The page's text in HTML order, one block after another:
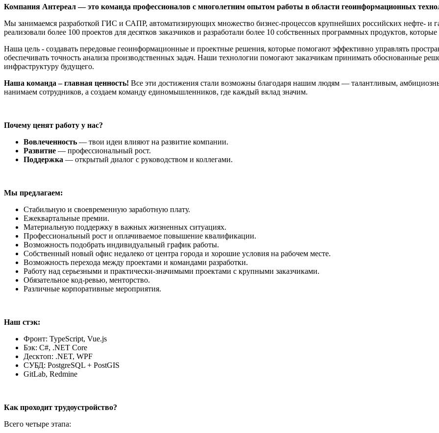
Компания Антереал — это команда профессионалов с многолетним опытом работы в области геоинформационных
Мы занимаемся разработкой ГИС и САПР, автоматизирующих множество бизнес-процессов крупнейших российских нефте- и
реализовали более 100 проектов для десятков заказчиков и разработали более 10 собственных программных продуктов,
Наша цель - создавать передовые геоинформационные и проектные решения, которые помогают эффективно управлять
обеспечивать точность анализа производственных задач. Наши технологии помогают заказчикам принимать обоснованные
инфраструктуру будущего.
Наша команда – главная ценность! Все эти достижения стали возможны благодаря нашим людям — талантливым,
нанимаем сотрудников, а создаем команду единомышленников, где каждый вклад значим.
Почему ценят работу у нас?
Вовлеченность — твои идеи влияют на развитие компании.
Развитие — профессиональный рост.
Поддержка — открытый диалог с руководством и коллегами.
Мы предлагаем:
Стабильную и своевременную заработную плату.
Ежеквартальные премии.
Материальную поддержку в важных жизненных ситуациях.
Профессиональный рост и оплачиваемое повышение квалификации.
Возможность подобрать индивидуальный график работы.
Собственный новый офис недалеко от центра города и хорошие условия на рабочем месте.
Возможность перехода между проектами и командами разработки.
Работу над серьезными и практически-значимыми проектами с крупными заказчиками.
Обязательное код-ревью, менторство.
Различные корпоративные мероприятия.
Наш стэк:
Фронт: TypeScript, Vue.js
Бэк: C#, .NET Core
Десктоп: .NET, WPF
СУБД: PostgreSQL + PostGIS
GitLab, Redmine
Как проходит трудоустройство?
Всего четыре этапа: